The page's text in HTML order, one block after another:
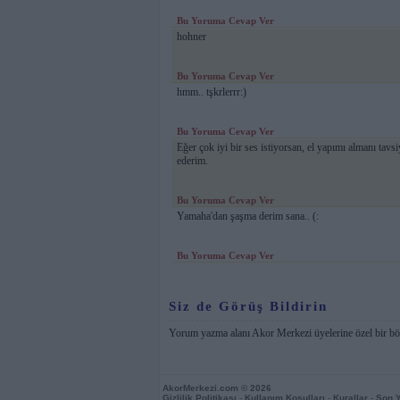
Bu Yoruma Cevap Ver
hohner
Bu Yoruma Cevap Ver
hmm.. tşkrlerrr:)
Bu Yoruma Cevap Ver
Eğer çok iyi bir ses istiyorsan, el yapımı almanı
ederim.
Bu Yoruma Cevap Ver
Yamaha'dan şaşma derim sana.. (:
Bu Yoruma Cevap Ver
Siz de Görüş Bildirin
Yorum yazma alanı Akor Merkezi üyelerine özel bir
AkorMerkezi.com © 2026
Gizlilik Politikası - Kullanım Koşulları - Kurallar - Son